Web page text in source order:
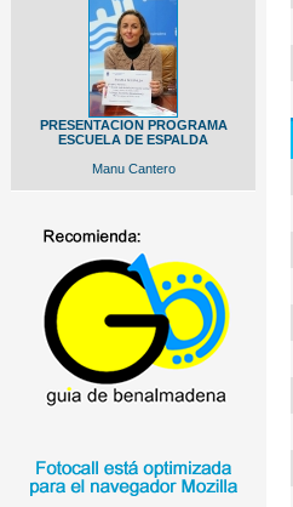
PRESENTACION PROGRAMA
ESCUELA DE ESPALDA
Manu Cantero